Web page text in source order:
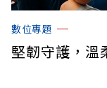
數位專題
堅韌守護，溫